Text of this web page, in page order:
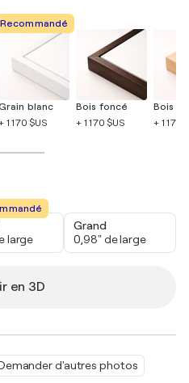
d'autres photos
Recommandé
blanc
1 170 $US
Bois foncé
+ 1 170 $US
Bois
+ 1 170
large
Grand
0,98" de large
en 3D